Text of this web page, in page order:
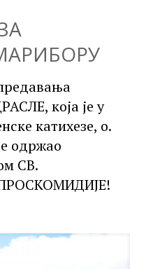
која је у
катихезе, о.
одржао
СВ.